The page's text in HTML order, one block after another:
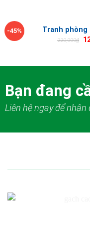
-45% Tranh phòng
220,000₫
Bạn đang
Liên hệ ngay để